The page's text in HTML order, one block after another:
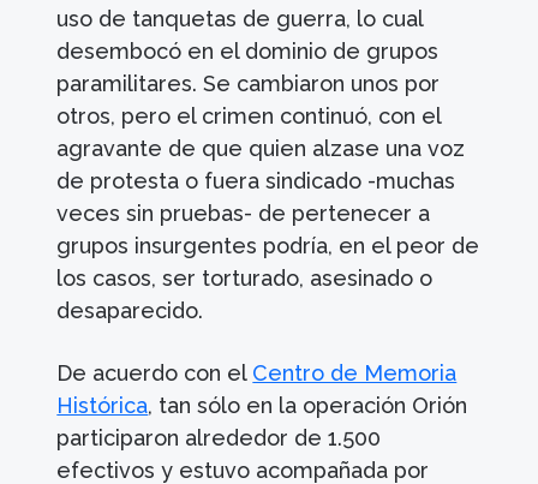
uso de tanquetas de guerra, lo cual
desembocó en el dominio de grupos
paramilitares. Se cambiaron unos por
otros, pero el crimen continuó, con el
agravante de que quien alzase una voz
de protesta o fuera sindicado -muchas
veces sin pruebas- de pertenecer a
grupos insurgentes podría, en el peor de
los casos, ser torturado, asesinado o
desaparecido.
De acuerdo con el Centro de Memoria
Histórica, tan sólo en la operación Orión
participaron alrededor de 1.500
efectivos y estuvo acompañada por